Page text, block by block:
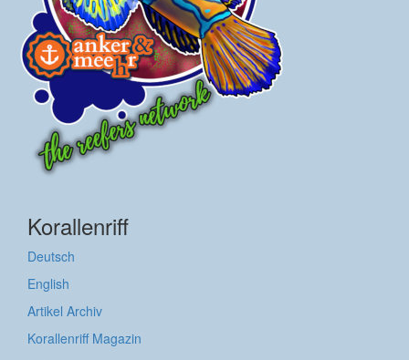
Korallenriff
Deutsch
English
Artikel Archiv
Korallenriff Magazin